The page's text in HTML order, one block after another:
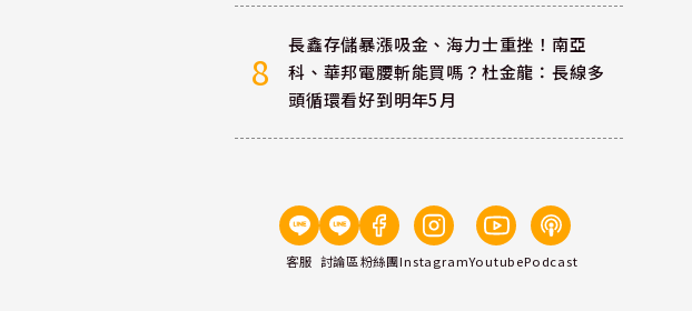
8
長鑫存儲暴漲吸金、海力士重挫！南亞
科、華邦電腰斬能買嗎？杜金龍：長線多
頭循環看好到明年5月
客服 討論區粉絲團InstagramYoutubePodcast